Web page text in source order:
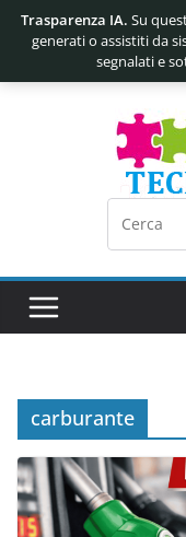
carburante
Trasparenza IA. Su
generati o assistiti da
segnalati e